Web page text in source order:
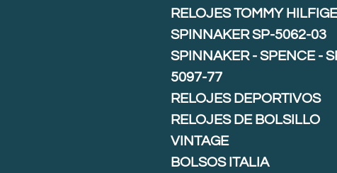
RELOJES TOMMY
SPINNAKER SP-5062-03
SPINNAKER - SPENCE -
5097-77
RELOJES DEPORTIVOS
RELOJES DE BOLSILLO
VINTAGE
BOLSOS ITALIA